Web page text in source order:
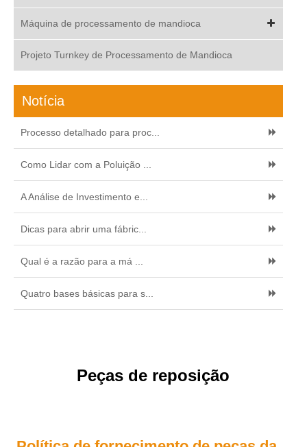
Máquina de processamento de mandioca
Projeto Turnkey de Processamento de Mandioca
Notícia
Processo detalhado para proc...
Como Lidar com a Poluição ...
A Análise de Investimento e...
Dicas para abrir uma fábric...
Qual é a razão para a má ...
Quatro bases básicas para s...
Peças de reposição